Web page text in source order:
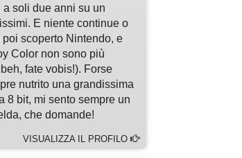
soli due anni su un
E niente continue o
scoperto Nintendo, e
Color non sono più
fate vobis!). Forse
nutrito una grandissima
8 bit, mi sento sempre un
che domande!
VISUALIZZA IL PROFILO